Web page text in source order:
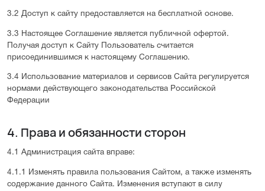
3.2 Доступ к сайту предоставляется на бесплатной основе.
3.3 Настоящее Соглашение является публичной офертой.
Получая доступ к Сайту Пользователь считается
присоединившимся к настоящему Соглашению.
3.4 Использование материалов и сервисов Сайта регулируется
нормами действующего законодательства Российской
Федерации
4. Права и обязанности сторон
4.1 Администрация сайта вправе:
4.1.1 Изменять правила пользования Сайтом, а также изменять
содержание данного Сайта. Изменения вступают в силу